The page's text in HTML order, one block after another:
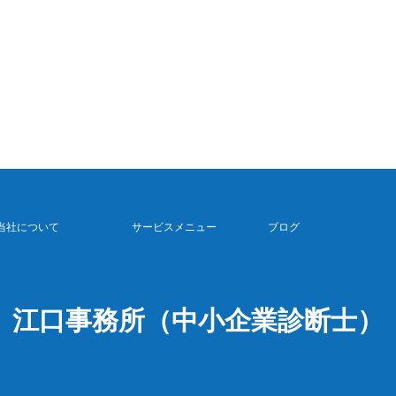
社について サービスメニュー ブログ
江口事務所（中小企業診断士）